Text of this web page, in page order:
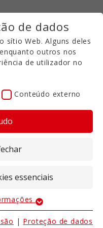
PT
de uma
são comutadas
depósito. Isto
livremente. As
têm de ser
os cilindros
de dados
sítio Web. Alguns deles
outros nos
de utilizador no
Conteúdo externo
essenciais
para as
| Proteção de dados